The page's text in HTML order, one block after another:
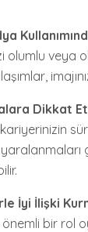
olumlu veya
Dikkat
İyi İlişki
bir rol